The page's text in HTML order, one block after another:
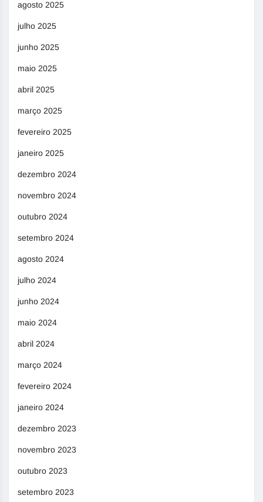
agosto 2025
julho 2025
junho 2025
maio 2025
abril 2025
março 2025
fevereiro 2025
janeiro 2025
dezembro 2024
novembro 2024
outubro 2024
setembro 2024
agosto 2024
julho 2024
junho 2024
maio 2024
abril 2024
março 2024
fevereiro 2024
janeiro 2024
dezembro 2023
novembro 2023
outubro 2023
setembro 2023